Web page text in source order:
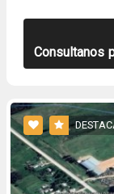
Consultanos